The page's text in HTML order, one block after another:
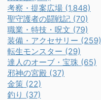
考察・提案広場 (1,848)
聖守護者の闘戦記 (70)
職業・特技・呪文 (79)
装備・アクセサリー (259)
転生モンスター (29)
達人のオーブ・宝珠 (65)
邪神の宮殿 (37)
金策 (22)
釣り (37)